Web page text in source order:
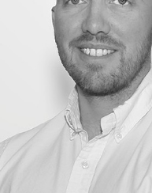
Find me on Linked-in
Download Card